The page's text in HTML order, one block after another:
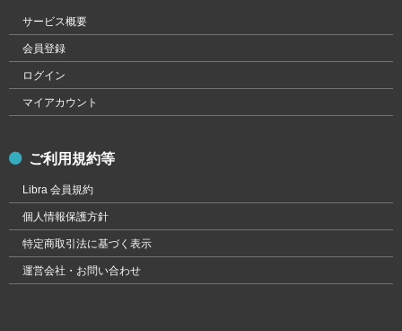
サービス概要
会員登録
ログイン
マイアカウント
ご利用規約等
Libra 会員規約
個人情報保護方針
特定商取引法に基づく表示
運営会社・お問い合わせ